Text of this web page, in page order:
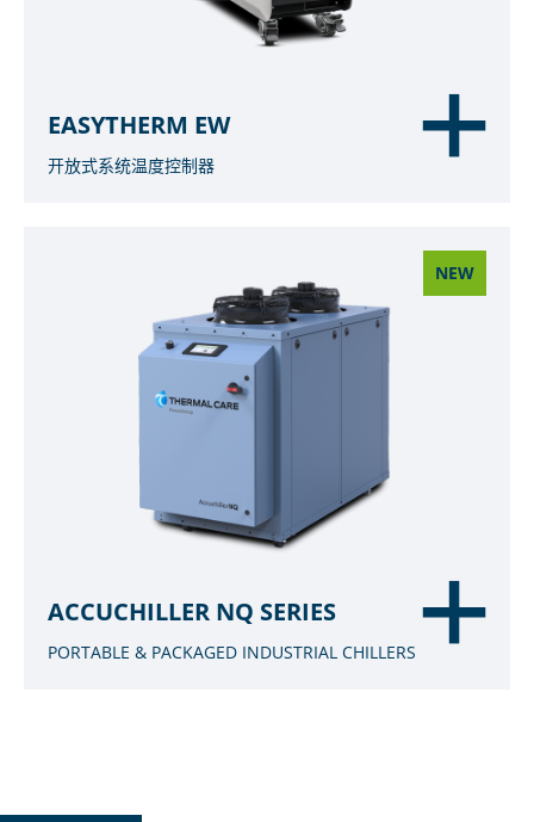
EASYTHERM EW
开放式系统温度控制器
NEW
ACCUCHILLER NQ SERIES
PORTABLE & PACKAGED INDUSTRIAL CHILLERS